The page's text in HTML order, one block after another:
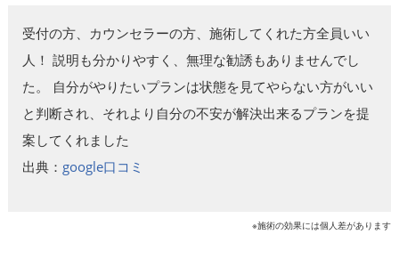
受付の方、カウンセラーの方、施術してくれた方全員いい
人！ 説明も分かりやすく、無理な勧誘もありませんでし
た。 自分がやりたいプランは状態を見てやらない方がいい
と判断され、それより自分の不安が解決出来るプランを提
案してくれました
出典： google口コミ
※施術の効果には個人差があります